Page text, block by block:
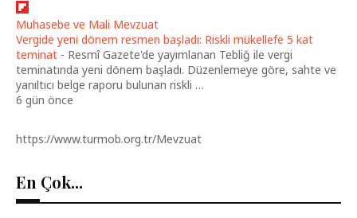
Muhasebe ve Mali Mevzuat
Vergide yeni dönem resmen başladı: Riskli mükellefe 5 kat
teminat - Resmî Gazete'de yayımlanan Tebliğ ile vergi
teminatında yeni dönem başladı. Düzenlemeye göre, sahte ve
yanıltıcı belge raporu bulunan riskli …
6 gün önce
https://www.turmob.org.tr/Mevzuat
En Çok...